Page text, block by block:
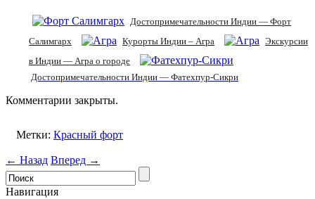
Достопримечательности Индии — Форт
Салимгарх
Курорты Индии – Агра
Экскурсии
в Индии — Агра о городе
Достопримечательности Индии — Фатехпур-Сикри
Комментарии закрыты.
Метки: Красный форт
← Назад Вперед →
Навигация